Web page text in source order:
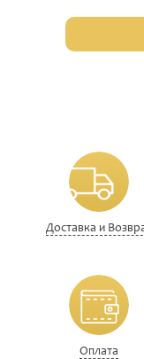
Доставка и
Оплата